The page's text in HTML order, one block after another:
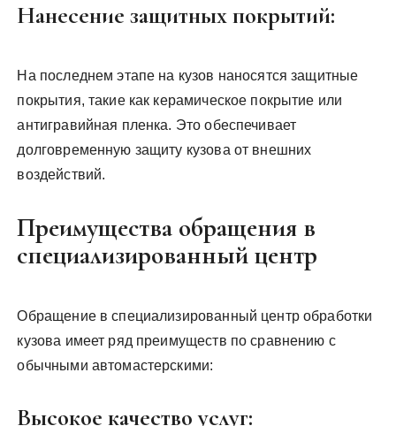
Нанесение защитных покрытий:
На последнем этапе на кузов наносятся защитные
покрытия, такие как керамическое покрытие или
антигравийная пленка. Это обеспечивает
долговременную защиту кузова от внешних
воздействий.
Преимущества обращения в
специализированный центр
Обращение в специализированный центр обработки
кузова имеет ряд преимуществ по сравнению с
обычными автомастерскими:
Высокое качество услуг: